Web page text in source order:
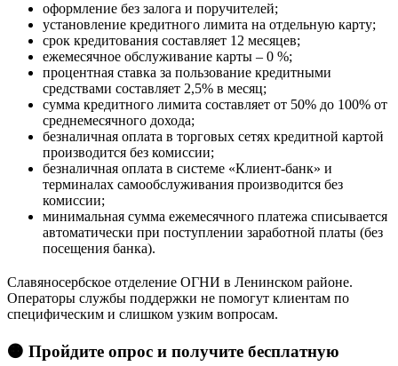
оформление без залога и поручителей;
установление кредитного лимита на отдельную карту;
срок кредитования составляет 12 месяцев;
ежемесячное обслуживание карты – 0 %;
процентная ставка за пользование кредитными
средствами составляет 2,5% в месяц;
сумма кредитного лимита составляет от 50% до 100% от
среднемесячного дохода;
безналичная оплата в торговых сетях кредитной картой
производится без комиссии;
безналичная оплата в системе «Клиент-банк» и
терминалах самообслуживания производится без
комиссии;
минимальная сумма ежемесячного платежа списывается
автоматически при поступлении заработной платы (без
посещения банка).
Славяносербское отделение ОГНИ в Ленинском районе.
Операторы службы поддержки не помогут клиентам по
специфическим и слишком узким вопросам.
🟠 Пройдите опрос и получите бесплатную